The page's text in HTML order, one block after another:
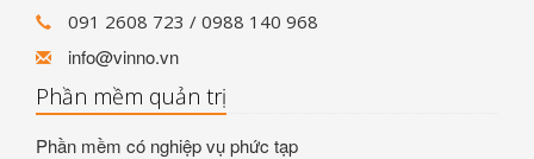
091 2608 723 / 0988 140 968
info@vinno.vn
Phần mềm quản trị
Phần mềm có nghiệp vụ phức tạp